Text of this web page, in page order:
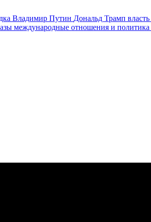
Владимир Путин Дональд Трамп власть
международные отношения и политика